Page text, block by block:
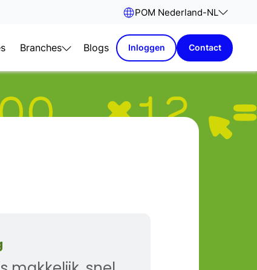
POM Nederland-NL
Branches Blogs Inloggen Contact